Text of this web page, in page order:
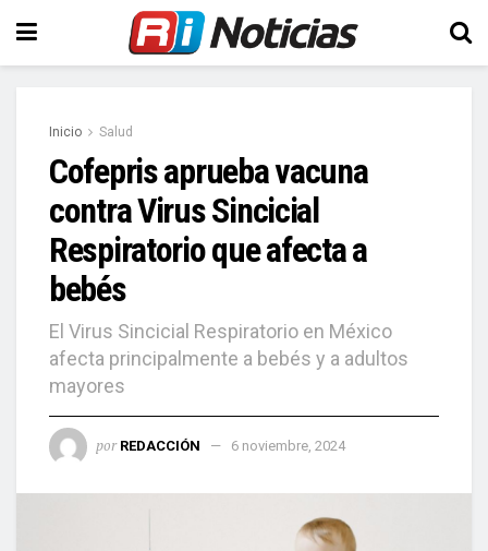
Inicio Salud
Cofepris aprueba vacuna
contra Virus Sincicial
Respiratorio que afecta a
bebés
El Virus Sincicial Respiratorio en México
afecta principalmente a bebés y a adultos
mayores
por REDACCIÓN 6 noviembre, 2024